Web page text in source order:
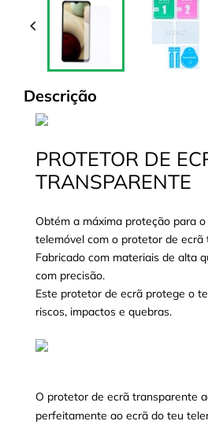

Descrição
PROTETOR DE
TRANSPARENTE
Obtém a máxima proteção para
telemóvel com o protetor de ecrã
Fabricado com materiais de alta
com precisão.
Este protetor de ecrã protege o
riscos, impactos e quebras.
O protetor de ecrã transparente
perfeitamente ao ecrã do teu